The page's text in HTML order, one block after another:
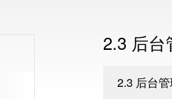
2.3 后台
2.3 后台